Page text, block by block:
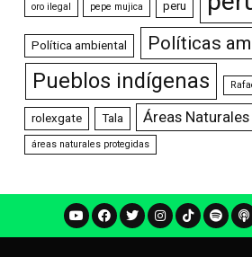
oro ilegal pepe mujica peru
Política ambiental Políticas
Pueblos indígenas
rolexgate Tala Áreas
áreas naturales protegidas